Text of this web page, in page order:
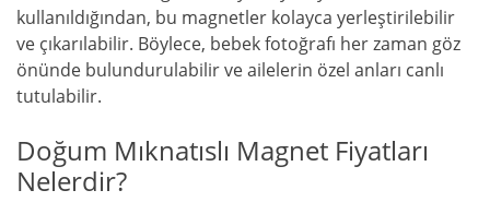
kullanıldığından, bu magnetler kolayca yerleştirilebilir
ve çıkarılabilir. Böylece, bebek fotoğrafı her zaman göz
önünde bulundurulabilir ve ailelerin özel anları canlı
tutulabilir.
Doğum Mıknatıslı Magnet Fiyatları
Nelerdir?